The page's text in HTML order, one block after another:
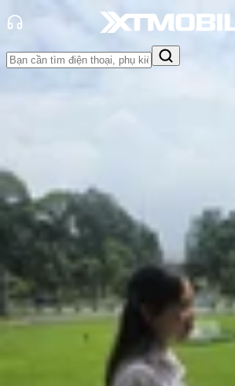
mãi
hàng - Sự kiện
So sánh iPhone 16 Plus
16e: Nên xuống tiền
nào?
Hồng Huệ
24/06/2026
08/07/2026